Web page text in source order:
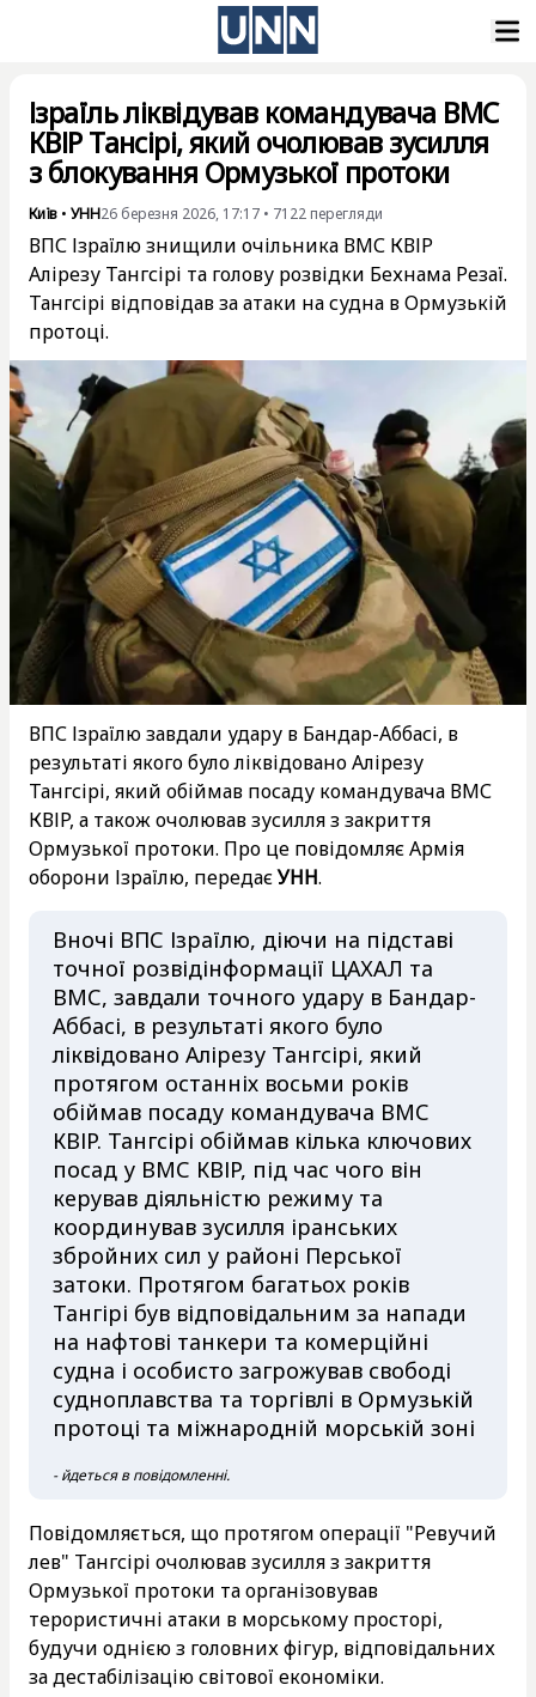
Ізраїль ліквідував командувача ВМС
КВІР Тансірі, який очолював зусилля
з блокування Ормузької протоки
Київ • УНН26 березня 2026, 17:17 • 7122 перегляди
ВПС Ізраїлю знищили очільника ВМС КВІР
Алірезу Тангсірі та голову розвідки Бехнама Резаї.
Тангсірі відповідав за атаки на судна в Ормузькій
протоці.
ВПС Ізраїлю завдали удару в Бандар-Аббасі, в
результаті якого було ліквідовано Алірезу
Тангсірі, який обіймав посаду командувача ВМС
КВІР, а також очолював зусилля з закриття
Ормузької протоки. Про це повідомляє Армія
оборони Ізраїлю, передаєУНН.
Вночі ВПС Ізраїлю, діючи на підставі
точної розвідінформації ЦАХАЛ та
ВМС, завдали точного удару в Бандар-
Аббасі, в результаті якого було
ліквідовано Алірезу Тангсірі, який
протягом останніх восьми років
обіймав посаду командувача ВМС
КВІР. Тангсірі обіймав кілька ключових
посад у ВМС КВІР, під час чого він
керував діяльністю режиму та
координував зусилля іранських
збройних сил у районі Перської
затоки. Протягом багатьох років
Тангірі був відповідальним за напади
на нафтові танкери та комерційні
судна і особисто загрожував свободі
судноплавства та торгівлі в Ормузькій
протоці та міжнародній морській зоні
- йдеться в повідомленні.
Повідомляється, що протягом операції "Ревучий
лев" Тангсірі очолював зусилля з закриття
Ормузької протоки та організовував
терористичні атаки в морському просторі,
будучи однією з головних фігур, відповідальних
за дестабілізацію світової економіки.